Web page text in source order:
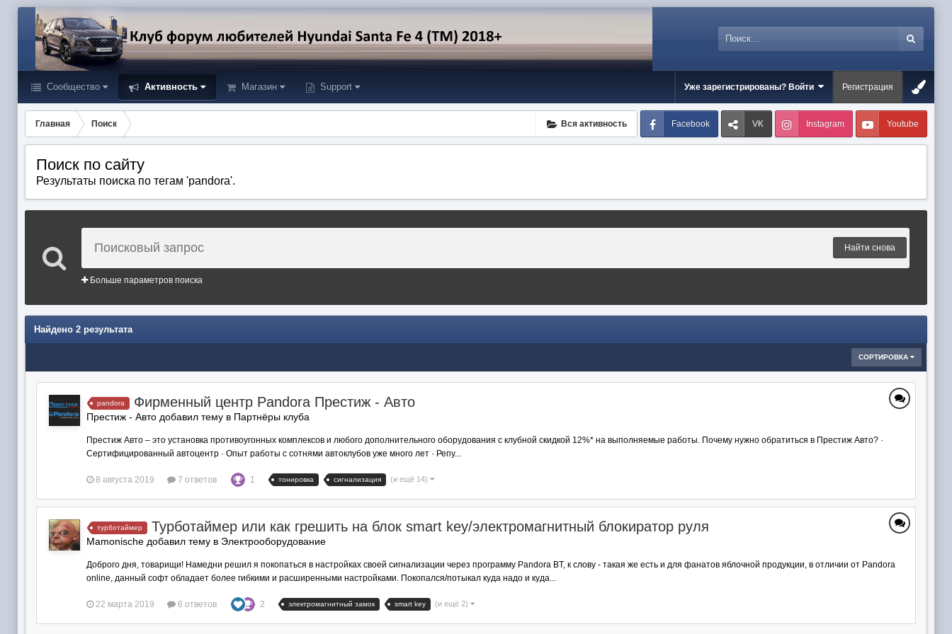
Сообщество Активность Магазин Support Уже зарегистрированы? Войти Регистрация
Вся активность
Главная Поиск Facebook VK Instagram Youtube
Поиск по сайту
Результаты поиска по тегам 'pandora'.
Найти снова
Больше параметров поиска
Найдено 2 результата
СОРТИРОВКА
pandora Фирменный центр Pandora Престиж - Авто
Престиж - Авто добавил тему в Партнёры клуба
Престиж Авто – это установка противоугонных комплексов и любого дополнительного оборудования с клубной скидкой 12%* на выполняемые работы. Почему нужно обратиться в Престиж Авто? ·
Сертифицированный автоцентр · Опыт работы с сотнями автоклубов уже много лет · Репу...
8 августа 2019 7 ответов 1 тонировка сигнализация (и ещё 14)
турботаймер Турботаймер или как грешить на блок smart key/электромагнитный блокиратор руля
Mamonische добавил тему в Электрооборудование
Доброго дня, товарищи! Намедни решил я покопаться в настройках своей сигнализации через программу Pandora BT, к слову - такая же есть и для фанатов яблочной продукции, в отличии от Pandora
online, данный софт обладает более гибкими и расширенными настройками. Покопался/потыкал куда надо и куда...
22 марта 2019 6 ответов 2 электромагнитный замок smart key (и ещё 2)